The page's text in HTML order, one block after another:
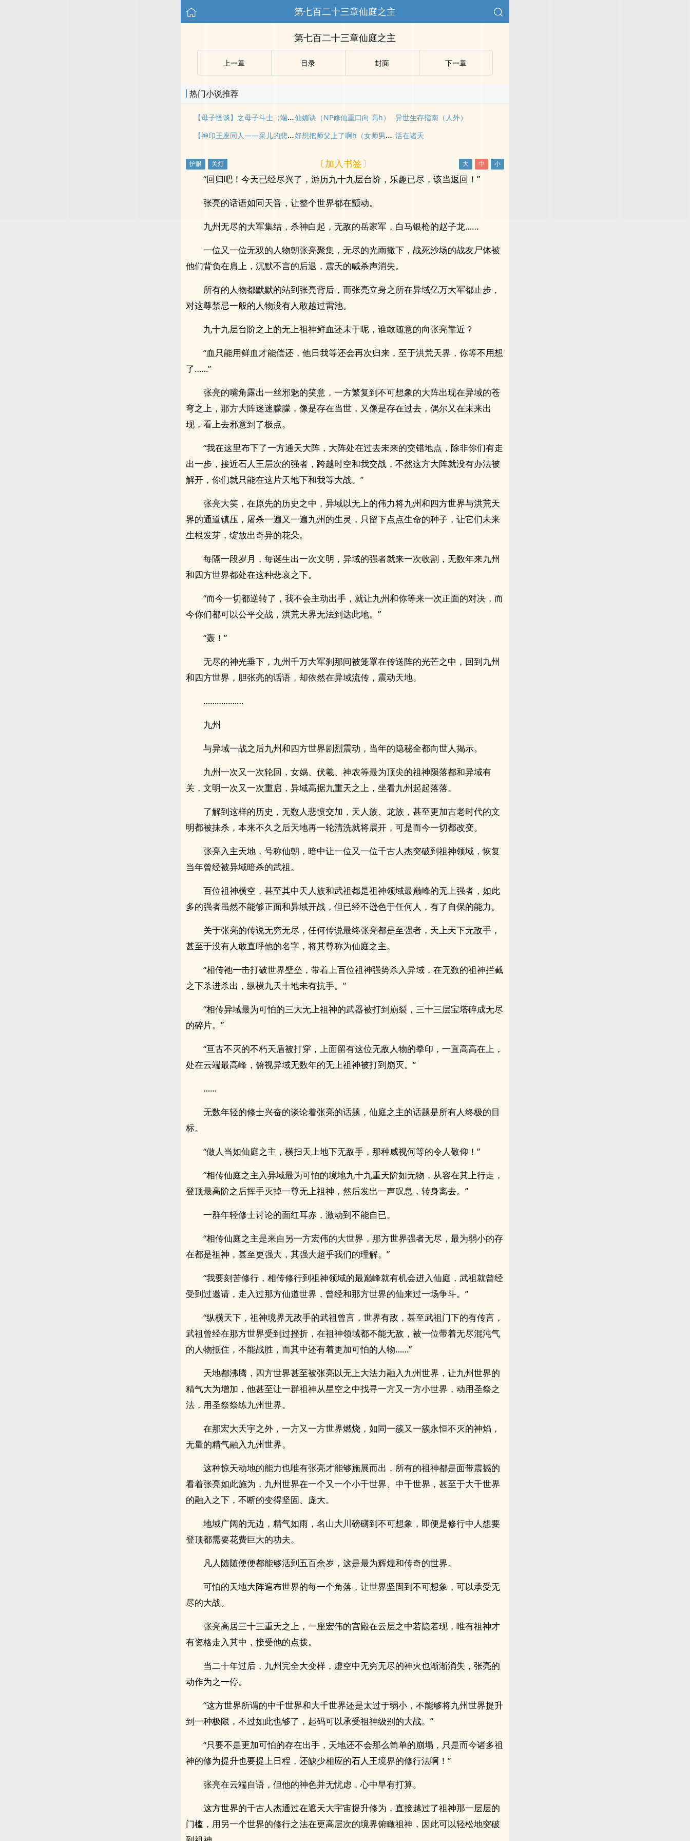
第七百二十三章仙庭之主
第七百二十三章仙庭之主
上ー章 目录 封面 下ー章
热门小说推荐
【母子怪谈】之母子斗士（端午节快乐）仙媚诀（NP修仙重口向 高h） 异世生存指南（人外）
【神印王座同人——采儿的悲哀】 好想把师父上了啊h（女师男徒） 活在诸天
〔加入书签〕
“回归吧！今天已经尽兴了，游历九十九层台阶，乐趣已尽，该当返回！”
张亮的话语如同天音，让整个世界都在颤动。
九州无尽的大军集结，杀神白起，无敌的岳家军，白马银枪的赵子龙……
一位又一位无双的人物朝张亮聚集，无尽的光雨撒下，战死沙场的战友尸体被
他们背负在肩上，沉默不言的后退，震天的喊杀声消失。
所有的人物都默默的站到张亮背后，而张亮立身之所在异域亿万大军都止步，
对这尊禁忌一般的人物没有人敢越过雷池。
九十九层台阶之上的无上祖神鲜血还未干呢，谁敢随意的向张亮靠近？
“血只能用鲜血才能偿还，他日我等还会再次归来，至于洪荒天界，你等不用想
了……”
张亮的嘴角露出一丝邪魅的笑意，一方繁复到不可想象的大阵出现在异域的苍
穹之上，那方大阵迷迷朦朦，像是存在当世，又像是存在过去，偶尔又在未来出
现，看上去邪意到了极点。
“我在这里布下了一方通天大阵，大阵处在过去未来的交错地点，除非你们有走
出一步，接近石人王层次的强者，跨越时空和我交战，不然这方大阵就没有办法被
解开，你们就只能在这片天地下和我等大战。”
张亮大笑，在原先的历史之中，异域以无上的伟力将九州和四方世界与洪荒天
界的通道镇压，屠杀一遍又一遍九州的生灵，只留下点点生命的种子，让它们未来
生根发芽，绽放出奇异的花朵。
每隔一段岁月，每诞生出一次文明，异域的强者就来一次收割，无数年来九州
和四方世界都处在这种悲哀之下。
“而今一切都逆转了，我不会主动出手，就让九州和你等来一次正面的对决，而
今你们都可以公平交战，洪荒天界无法到达此地。”
“轰！”
无尽的神光垂下，九州千万大军刹那间被笼罩在传送阵的光芒之中，回到九州
和四方世界，胆张亮的话语，却依然在异域流传，震动天地。
………………
九州
与异域一战之后九州和四方世界剧烈震动，当年的隐秘全都向世人揭示。
九州一次又一次轮回，女娲、伏羲、神农等最为顶尖的祖神陨落都和异域有
关，文明一次又一次重启，异域高据九重天之上，坐看九州起起落落。
了解到这样的历史，无数人悲愤交加，天人族、龙族，甚至更加古老时代的文
明都被抹杀，本来不久之后天地再一轮清洗就将展开，可是而今一切都改变。
张亮入主天地，号称仙朝，暗中让一位又一位千古人杰突破到祖神领域，恢复
当年曾经被异域暗杀的武祖。
百位祖神横空，甚至其中天人族和武祖都是祖神领域最巅峰的无上强者，如此
多的强者虽然不能够正面和异域开战，但已经不逊色于任何人，有了自保的能力。
关于张亮的传说无穷无尽，任何传说最终张亮都是至强者，天上天下无敌手，
甚至于没有人敢直呼他的名字，将其尊称为仙庭之主。
“相传祂一击打破世界壁垒，带着上百位祖神强势杀入异域，在无数的祖神拦截
之下杀进杀出，纵横九天十地未有抗手。”
“相传异域最为可怕的三大无上祖神的武器被打到崩裂，三十三层宝塔碎成无尽
的碎片。”
“亘古不灭的不朽天盾被打穿，上面留有这位无敌人物的拳印，一直高高在上，
处在云端最高峰，俯视异域无数年的无上祖神被打到崩灭。”
……
无数年轻的修士兴奋的谈论着张亮的话题，仙庭之主的话题是所有人终极的目
标。
“做人当如仙庭之主，横扫天上地下无敌手，那种威视何等的令人敬仰！”
“相传仙庭之主入异域最为可怕的境地九十九重天阶如无物，从容在其上行走，
登顶最高阶之后挥手灭掉一尊无上祖神，然后发出一声叹息，转身离去。”
一群年轻修士讨论的面红耳赤，激动到不能自已。
“相传仙庭之主是来自另一方宏伟的大世界，那方世界强者无尽，最为弱小的存
在都是祖神，甚至更强大，其强大超乎我们的理解。”
“我要刻苦修行，相传修行到祖神领域的最巅峰就有机会进入仙庭，武祖就曾经
受到过邀请，走入过那方仙道世界，曾经和那方世界的仙来过一场争斗。”
“纵横天下，祖神境界无敌手的武祖曾言，世界有敌，甚至武祖门下的有传言，
武祖曾经在那方世界受到过挫折，在祖神领域都不能无敌，被一位带着无尽混沌气
的人物抵住，不能战胜，而其中还有着更加可怕的人物……”
天地都沸腾，四方世界甚至被张亮以无上大法力融入九州世界，让九州世界的
精气大为增加，他甚至让一群祖神从星空之中找寻一方又一方小世界，动用圣祭之
法，用圣祭祭练九州世界。
在那宏大天宇之外，一方又一方世界燃烧，如同一簇又一簇永恒不灭的神焰，
无量的精气融入九州世界。
这种惊天动地的能力也唯有张亮才能够施展而出，所有的祖神都是面带震撼的
看着张亮如此施为，九州世界在一个又一个小千世界、中千世界，甚至于大千世界
的融入之下，不断的变得坚固、庞大。
地域广阔的无边，精气如雨，名山大川磅礴到不可想象，即便是修行中人想要
登顶都需要花费巨大的功夫。
凡人随随便便都能够活到五百余岁，这是最为辉煌和传奇的世界。
可怕的天地大阵遍布世界的每一个角落，让世界坚固到不可想象，可以承受无
尽的大战。
张亮高居三十三重天之上，一座宏伟的宫殿在云层之中若隐若现，唯有祖神才
有资格走入其中，接受他的点拨。
当二十年过后，九州完全大变样，虚空中无穷无尽的神火也渐渐消失，张亮的
动作为之一停。
“这方世界所谓的中千世界和大千世界还是太过于弱小，不能够将九州世界提升
到一种极限，不过如此也够了，起码可以承受祖神级别的大战。”
“只要不是更加可怕的存在出手，天地还不会那么简单的崩塌，只是而今诸多祖
神的修为提升也要提上日程，还缺少相应的石人王境界的修行法啊！”
张亮在云端自语，但他的神色并无忧虑，心中早有打算。
这方世界的千古人杰通过在遮天大宇宙提升修为，直接越过了祖神那一层层的
门槛，用另一个世界的修行之法在更高层次的境界俯瞰祖神，因此可以轻松地突破